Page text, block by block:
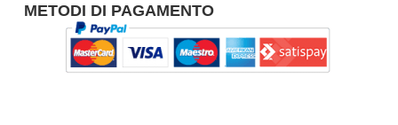
METODI DI PAGAMENTO